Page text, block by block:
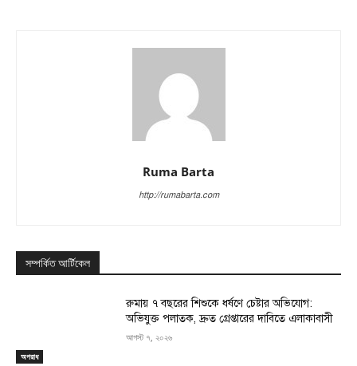
Ruma Barta
http://rumabarta.com
সম্পর্কিত আর্টিকেল
অপরাধ
রুমায় ৭ বছরের শিশুকে ধর্ষণে চেষ্টার অভিযোগ:
অভিযুক্ত পলাতক, দ্রুত গ্রেপ্তারের দাবিতে এলাকাবাসী
আগস্ট ৭, ২০২৬